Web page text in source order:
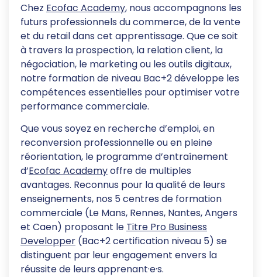
Chez Ecofac Academy, nous accompagnons les
futurs professionnels du commerce, de la vente
et du retail dans cet apprentissage. Que ce soit
à travers la prospection, la relation client, la
négociation, le marketing ou les outils digitaux,
notre formation de niveau Bac+2 développe les
compétences essentielles pour optimiser votre
performance commerciale.
Que vous soyez en recherche d’emploi, en
reconversion professionnelle ou en pleine
réorientation, le programme d’entraînement
d’Ecofac Academyoffre de multiples
avantages. Reconnus pour la qualité de leurs
enseignements, nos 5 centres de formation
commerciale (Le Mans, Rennes, Nantes, Angers
et Caen) proposant le Titre Pro Business
Developper (Bac+2 certification niveau 5) se
distinguent par leur engagement envers la
réussite de leurs apprenant·e·s.